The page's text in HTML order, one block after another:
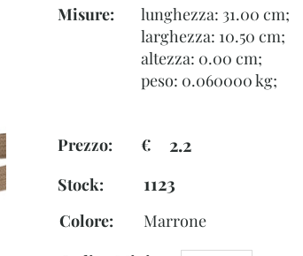
Misure:
lunghezza: 31.00 cm;
larghezza: 10.50 cm;
altezza: 0.00 cm;
peso: 0.060000 kg;
Prezzo: € 2.2
Stock: 1123
Marrone
Colore: